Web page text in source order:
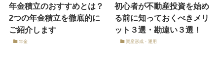
年金積立のおすすめとは？
2つの年金積立を徹底的に
ご紹介します
年金
初心者が不動産投資を始め
る前に知っておくべきメリ
ット３選・勘違い３選！
資産形成・運用